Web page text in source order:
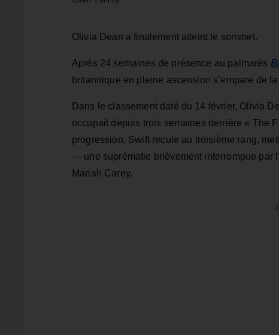
Olivia Dean a finalement atteint le sommet.
Après 24 semaines de présence au palmarès
britannique en pleine ascension s’empare de
Dans le classement daté du 14 février, Olivia
occupait depuis trois semaines derrière « The
progression, Swift recule au troisième rang,
— une suprématie brièvement interrompue par
Mariah Carey.